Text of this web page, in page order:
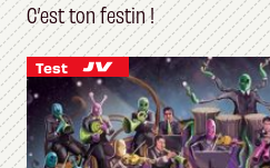
C’est ton festin !
Test